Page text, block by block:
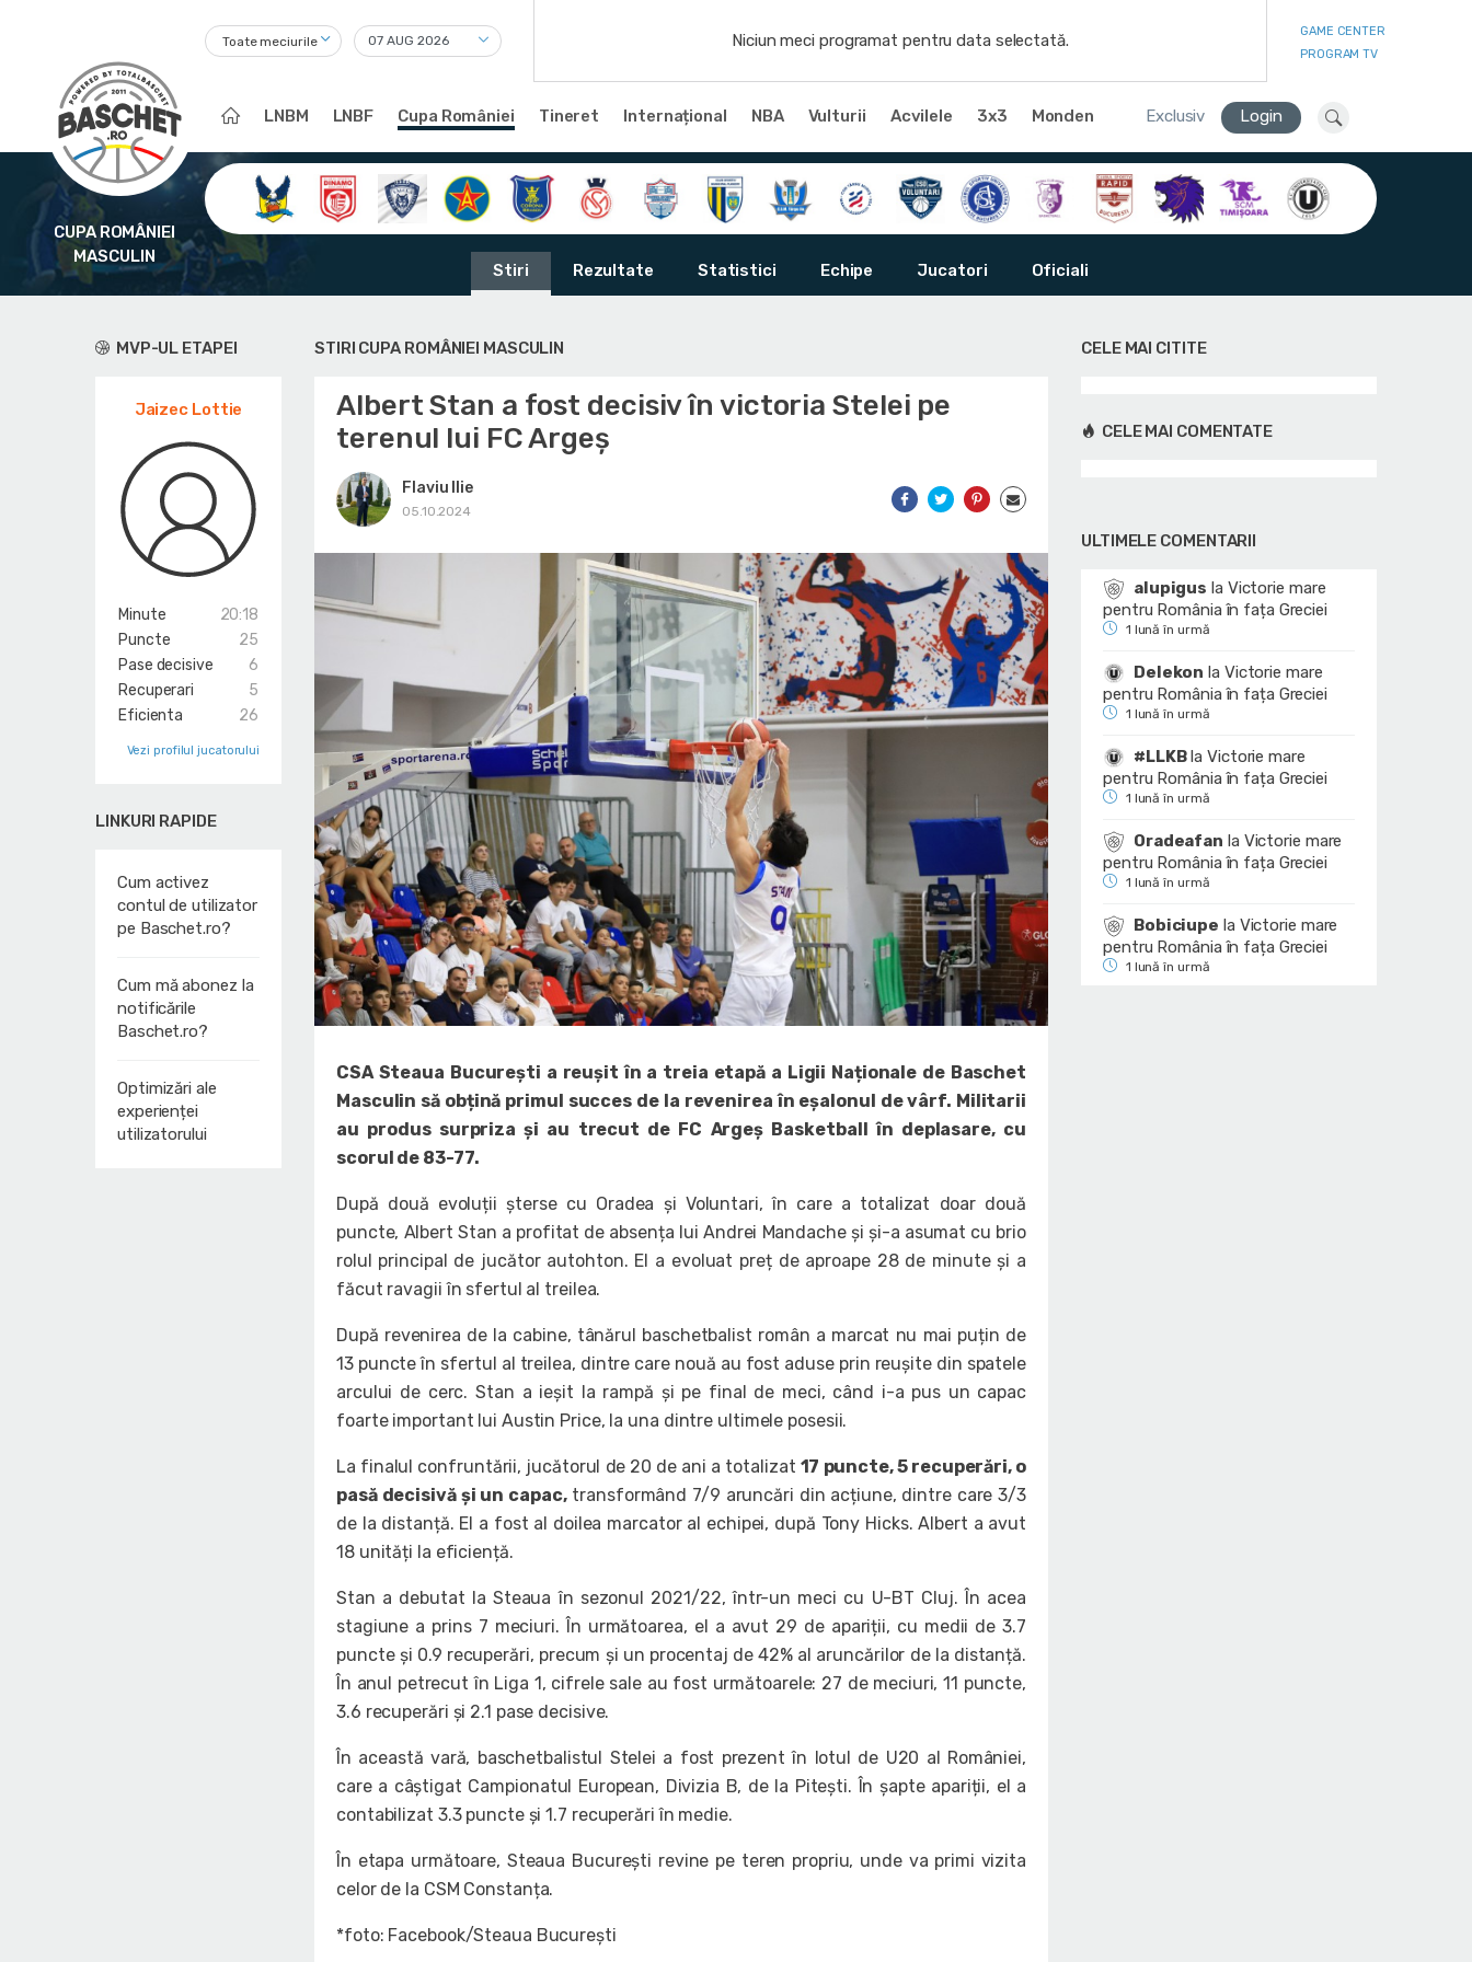
Toate meciurile Niciun meci programat pentru data selectată.
GAME CENTER
PROGRAM TV
LNBM LNBF Cupa României Tineret Internațional NBA Vulturii Acvilele 3x3 Monden Exclusiv Login
CUPA ROMÂNIEI
MASCULIN
Stiri Rezultate Statistici Echipe Jucatori Oficiali
MVP-UL ETAPEI
Jaizec Lottie
Minute
20:18
Puncte
25
Pase decisive
6
Recuperari
5
Eficienta
26
Vezi profilul jucatorului
LINKURI RAPIDE
Cum activez
contul de utilizator
pe Baschet.ro?
Cum mă abonez la
notificările
Baschet.ro?
Optimizări ale
experienței
utilizatorului
STIRI CUPA ROMÂNIEI MASCULIN
Albert Stan a fost decisiv în victoria Stelei pe
terenul lui FC Argeș
Flaviu Ilie
05.10.2024
CSA Steaua București a reușit în a treia etapă a Ligii Naționale de Baschet
Masculin să obțină primul succes de la revenirea în eșalonul de vârf. Militarii
au produs surpriza și au trecut de FC Argeș Basketball în deplasare, cu
scorul de 83-77.
După două evoluții șterse cu Oradea și Voluntari, în care a totalizat doar două
puncte, Albert Stan a profitat de absența lui Andrei Mandache și și-a asumat cu brio
rolul principal de jucător autohton. El a evoluat preț de aproape 28 de minute și a
făcut ravagii în sfertul al treilea.
După revenirea de la cabine, tânărul baschetbalist român a marcat nu mai puțin de
13 puncte în sfertul al treilea, dintre care nouă au fost aduse prin reușite din spatele
arcului de cerc. Stan a ieșit la rampă și pe final de meci, când i-a pus un capac
foarte important lui Austin Price, la una dintre ultimele posesii.
La finalul confruntării, jucătorul de 20 de ani a totalizat 17 puncte, 5 recuperări, o
pasă decisivă și un capac,transformând 7/9 aruncări din acțiune, dintre care 3/3
de la distanță. El a fost al doilea marcator al echipei, după Tony Hicks. Albert a avut
18 unități la eficiență.
Stan a debutat la Steaua în sezonul 2021/22, într-un meci cu U-BT Cluj. În acea
stagiune a prins 7 meciuri. În următoarea, el a avut 29 de apariții, cu medii de 3.7
puncte și 0.9 recuperări, precum și un procentaj de 42% al aruncărilor de la distanță.
În anul petrecut în Liga 1, cifrele sale au fost următoarele: 27 de meciuri, 11 puncte,
3.6 recuperări și 2.1 pase decisive.
În această vară, baschetbalistul Stelei a fost prezent în lotul de U20 al României,
care a câștigat Campionatul European, Divizia B, de la Pitești. În șapte apariții, el a
contabilizat 3.3 puncte și 1.7 recuperări în medie.
În etapa următoare, Steaua București revine pe teren propriu, unde va primi vizita
celor de la CSM Constanța.
*foto: Facebook/Steaua București
CELE MAI CITITE
CELE MAI COMENTATE
ULTIMELE COMENTARII
alupigus la Victorie mare
pentru România în fața Greciei
1 lună în urmă
Delekon la Victorie mare
pentru România în fața Greciei
1 lună în urmă
#LLKBlaVictorie mare
pentru România în fața Greciei
1 lună în urmă
Oradeafan la Victorie mare
pentru România în fața Greciei
1 lună în urmă
Bobiciupe la Victorie mare
pentru România în fața Greciei
1 lună în urmă